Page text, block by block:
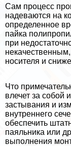
Сам процесс
надеваются на
определенное
пайка
при
некачественным,
носителя и
Что
влечет за собой
застывания и
внутреннего
обеспечить
паяльника или
выполнения